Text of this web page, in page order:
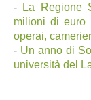
-
La Regione
milioni di euro
operai,
- Un anno di
università del